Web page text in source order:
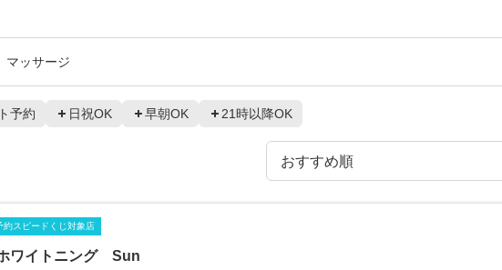
マッサージ
予約 日祝OK 早朝OK 21時以降OK
約スピードくじ対象店
ワイトニング Sun